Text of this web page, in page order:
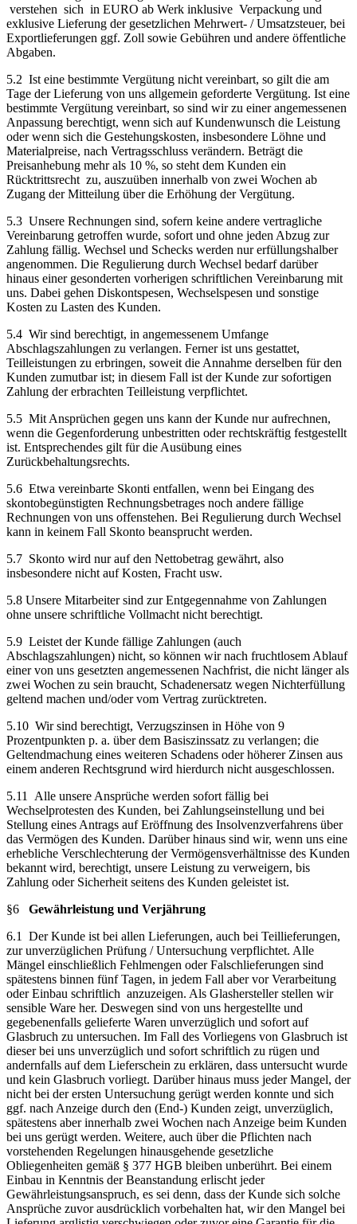
verstehen sich in EURO ab Werk inklusive Verpackung und
exklusive Lieferung der gesetzlichen Mehrwert- / Umsatzsteuer, bei
Exportlieferungen ggf. Zoll sowie Gebühren und andere öffentliche
Abgaben.
5.2 Ist eine bestimmte Vergütung nicht vereinbart, so gilt die am
Tage der Lieferung von uns allgemein geforderte Vergütung. Ist eine
bestimmte Vergütung vereinbart, so sind wir zu einer angemessenen
Anpassung berechtigt, wenn sich auf Kundenwunsch die Leistung
oder wenn sich die Gestehungskosten, insbesondere Löhne und
Materialpreise, nach Vertragsschluss verändern. Beträgt die
Preisanhebung mehr als 10 %, so steht dem Kunden ein
Rücktrittsrecht zu, auszuüben innerhalb von zwei Wochen ab
Zugang der Mitteilung über die Erhöhung der Vergütung.
5.3 Unsere Rechnungen sind, sofern keine andere vertragliche
Vereinbarung getroffen wurde, sofort und ohne jeden Abzug zur
Zahlung fällig. Wechsel und Schecks werden nur erfüllungshalber
angenommen. Die Regulierung durch Wechsel bedarf darüber
hinaus einer gesonderten vorherigen schriftlichen Vereinbarung mit
uns. Dabei gehen Diskontspesen, Wechselspesen und sonstige
Kosten zu Lasten des Kunden.
5.4 Wir sind berechtigt, in angemessenem Umfange
Abschlagszahlungen zu verlangen. Ferner ist uns gestattet,
Teilleistungen zu erbringen, soweit die Annahme derselben für den
Kunden zumutbar ist; in diesem Fall ist der Kunde zur sofortigen
Zahlung der erbrachten Teilleistung verpflichtet.
5.5 Mit Ansprüchen gegen uns kann der Kunde nur aufrechnen,
wenn die Gegenforderung unbestritten oder rechtskräftig festgestellt
ist. Entsprechendes gilt für die Ausübung eines
Zurückbehaltungsrechts.
5.6 Etwa vereinbarte Skonti entfallen, wenn bei Eingang des
skontobegünstigten Rechnungsbetrages noch andere fällige
Rechnungen von uns offenstehen. Bei Regulierung durch Wechsel
kann in keinem Fall Skonto beansprucht werden.
5.7 Skonto wird nur auf den Nettobetrag gewährt, also
insbesondere nicht auf Kosten, Fracht usw.
5.8 Unsere Mitarbeiter sind zur Entgegennahme von Zahlungen
ohne unsere schriftliche Vollmacht nicht berechtigt.
5.9 Leistet der Kunde fällige Zahlungen (auch
Abschlagszahlungen) nicht, so können wir nach fruchtlosem Ablauf
einer von uns gesetzten angemessenen Nachfrist, die nicht länger als
zwei Wochen zu sein braucht, Schadenersatz wegen Nichterfüllung
geltend machen und/oder vom Vertrag zurücktreten.
5.10 Wir sind berechtigt, Verzugszinsen in Höhe von 9
Prozentpunkten p. a. über dem Basiszinssatz zu verlangen; die
Geltendmachung eines weiteren Schadens oder höherer Zinsen aus
einem anderen Rechtsgrund wird hierdurch nicht ausgeschlossen.
5.11 Alle unsere Ansprüche werden sofort fällig bei
Wechselprotesten des Kunden, bei Zahlungseinstellung und bei
Stellung eines Antrags auf Eröffnung des Insolvenzverfahrens über
das Vermögen des Kunden. Darüber hinaus sind wir, wenn uns eine
erhebliche Verschlechterung der Vermögensverhältnisse des Kunden
bekannt wird, berechtigt, unsere Leistung zu verweigern, bis
Zahlung oder Sicherheit seitens des Kunden geleistet ist.
§6 Gewährleistung und Verjährung
6.1 Der Kunde ist bei allen Lieferungen, auch bei Teillieferungen,
zur unverzüglichen Prüfung / Untersuchung verpflichtet. Alle
Mängel einschließlich Fehlmengen oder Falschlieferungen sind
spätestens binnen fünf Tagen, in jedem Fall aber vor Verarbeitung
oder Einbau schriftlich anzuzeigen. Als Glashersteller stellen wir
sensible Ware her. Deswegen sind von uns hergestellte und
gegebenenfalls gelieferte Waren unverzüglich und sofort auf
Glasbruch zu untersuchen. Im Fall des Vorliegens von Glasbruch ist
dieser bei uns unverzüglich und sofort schriftlich zu rügen und
andernfalls auf dem Lieferschein zu erklären, dass untersucht wurde
und kein Glasbruch vorliegt. Darüber hinaus muss jeder Mangel, der
nicht bei der ersten Untersuchung gerügt werden konnte und sich
ggf. nach Anzeige durch den (End-) Kunden zeigt, unverzüglich,
spätestens aber innerhalb zwei Wochen nach Anzeige beim Kunden
bei uns gerügt werden. Weitere, auch über die Pflichten nach
vorstehenden Regelungen hinausgehende gesetzliche
Obliegenheiten gemäß § 377 HGB bleiben unberührt. Bei einem
Einbau in Kenntnis der Beanstandung erlischt jeder
Gewährleistungsanspruch, es sei denn, dass der Kunde sich solche
Ansprüche zuvor ausdrücklich vorbehalten hat, wir den Mangel bei